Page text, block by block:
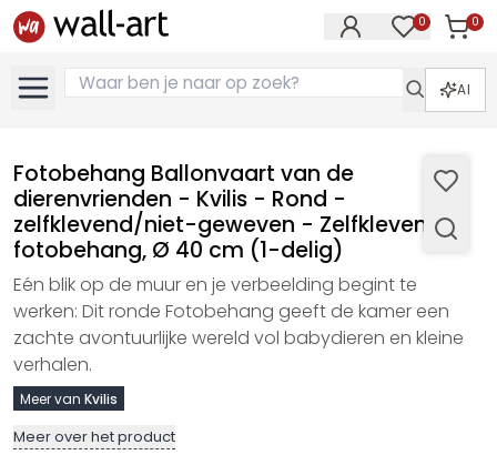
0 0
AI
Fotobehang Ballonvaart van de
dierenvrienden - Kvilis - Rond -
zelfklevend/niet-geweven - Zelfklevend
fotobehang, Ø 40 cm (1-delig)
Eén blik op de muur en je verbeelding begint te
werken: Dit ronde Fotobehang geeft de kamer een
zachte avontuurlijke wereld vol babydieren en kleine
verhalen.
Meer van Kvilis
Meer over het product